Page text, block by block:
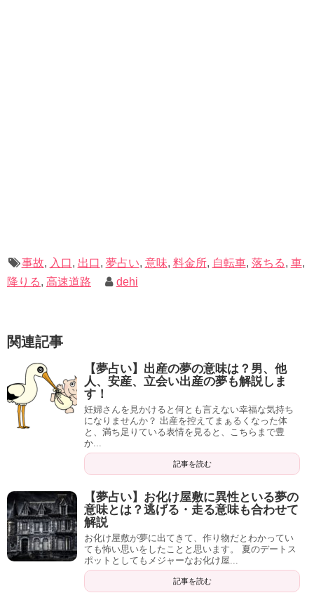
事故, 入口, 出口, 夢占い, 意味, 料金所, 自転車, 落ちる, 車,
降りる, 高速道路 dehi
関連記事
【夢占い】出産の夢の意味は？男、他
人、安産、立会い出産の夢も解説しま
す！
妊婦さんを見かけると何とも言えない幸福な気持ち
になりませんか？ 出産を控えてまぁるくなった体
と、満ち足りている表情を見ると、こちらまで豊
か...
記事を読む
【夢占い】お化け屋敷に異性といる夢の
意味とは？逃げる・走る意味も合わせて
解説
お化け屋敷が夢に出てきて、作り物だとわかってい
ても怖い思いをしたことと思います。 夏のデートス
ポットとしてもメジャーなお化け屋...
記事を読む